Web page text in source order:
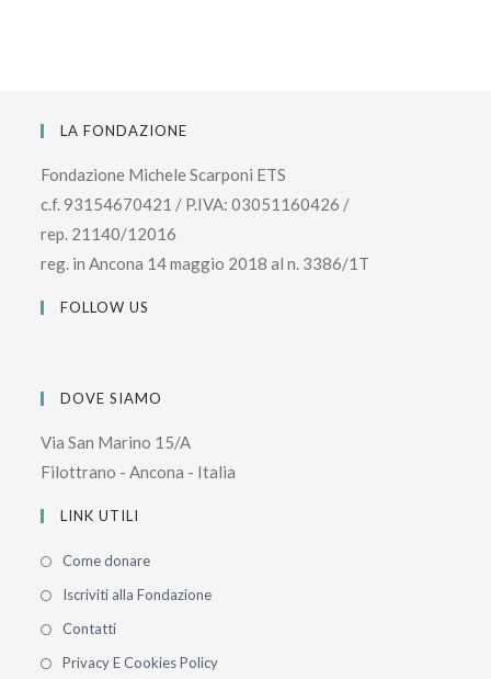
LA FONDAZIONE
Fondazione Michele Scarponi ETS
c.f. 93154670421 / P.IVA: 03051160426 /
rep. 21140/12016
reg. in Ancona 14 maggio 2018 al n. 3386/1T
FOLLOW US
DOVE SIAMO
Via San Marino 15/A
Filottrano - Ancona - Italia
LINK UTILI
Come donare
Iscriviti alla Fondazione
Contatti
Privacy E Cookies Policy